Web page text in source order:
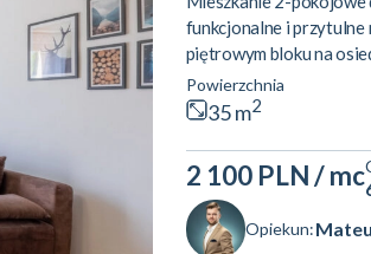
funkcjonalne i przytulne
piętrowym bloku na
się z:dwóch
się dla singla, pary lub
Powierzchnia
35 m2
2 100 PLN/ mc
Opiekun: